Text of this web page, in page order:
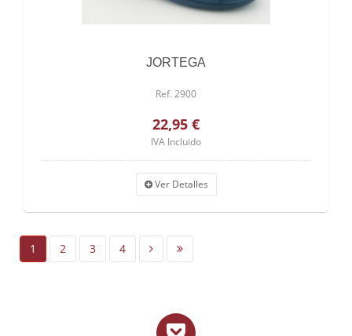
JORTEGA
Ref. 2900
22,95 €
IVA Incluido
Ver Detalles
1 2 3 4